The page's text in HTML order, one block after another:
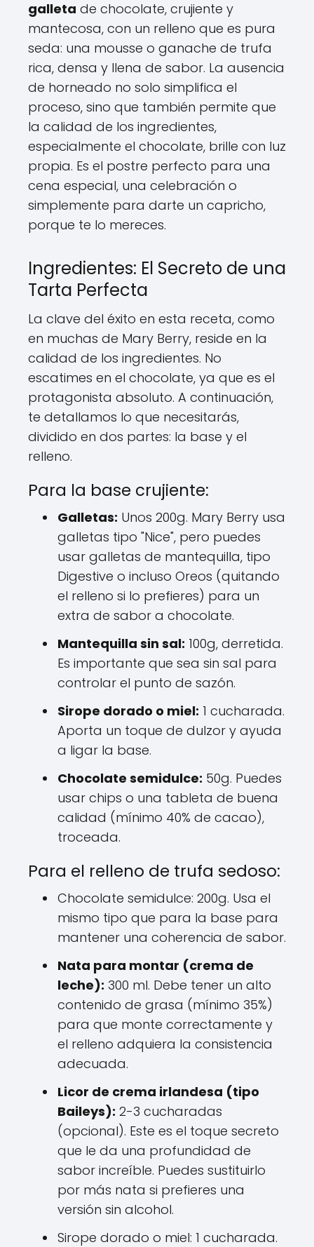
galleta de chocolate, crujiente y
mantecosa, con un relleno que es pura
seda: una mousse o ganache de trufa
rica, densa y llena de sabor. La ausencia
de horneado no solo simplifica el
proceso, sino que también permite que
la calidad de los ingredientes,
especialmente el chocolate, brille con luz
propia. Es el postre perfecto para una
cena especial, una celebración o
simplemente para darte un capricho,
porque te lo mereces.
Ingredientes: El Secreto de una
Tarta Perfecta
La clave del éxito en esta receta, como
en muchas de Mary Berry, reside en la
calidad de los ingredientes. No
escatimes en el chocolate, ya que es el
protagonista absoluto. A continuación,
te detallamos lo que necesitarás,
dividido en dos partes: la base y el
relleno.
Para la base crujiente:
Galletas: Unos 200g. Mary Berry usa
galletas tipo "Nice", pero puedes
usar galletas de mantequilla, tipo
Digestive o incluso Oreos (quitando
el relleno si lo prefieres) para un
extra de sabor a chocolate.
Mantequilla sin sal: 100g, derretida.
Es importante que sea sin sal para
controlar el punto de sazón.
Sirope dorado o miel: 1 cucharada.
Aporta un toque de dulzor y ayuda
a ligar la base.
Chocolate semidulce: 50g. Puedes
usar chips o una tableta de buena
calidad (mínimo 40% de cacao),
troceada.
Para el relleno de trufa sedoso:
Chocolate semidulce: 200g. Usa el
mismo tipo que para la base para
mantener una coherencia de sabor.
Nata para montar (crema de
leche): 300 ml. Debe tener un alto
contenido de grasa (mínimo 35%)
para que monte correctamente y
el relleno adquiera la consistencia
adecuada.
Licor de crema irlandesa (tipo
Baileys): 2-3 cucharadas
(opcional). Este es el toque secreto
que le da una profundidad de
sabor increíble. Puedes sustituirlo
por más nata si prefieres una
versión sin alcohol.
Sirope dorado o miel: 1 cucharada.